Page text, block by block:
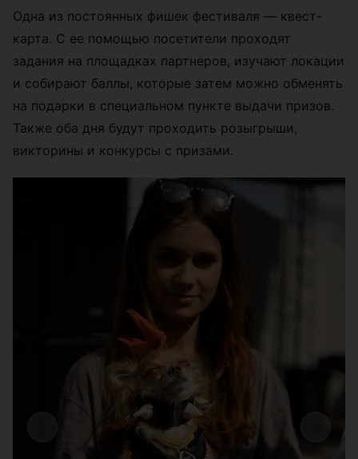
Одна из постоянных фишек фестиваля — квест-
карта. С ее помощью посетители проходят
задания на площадках партнеров, изучают локации
и собирают баллы, которые затем можно обменять
на подарки в специальном пункте выдачи призов.
Также оба дня будут проходить розыгрыши,
викторины и конкурсы с призами.